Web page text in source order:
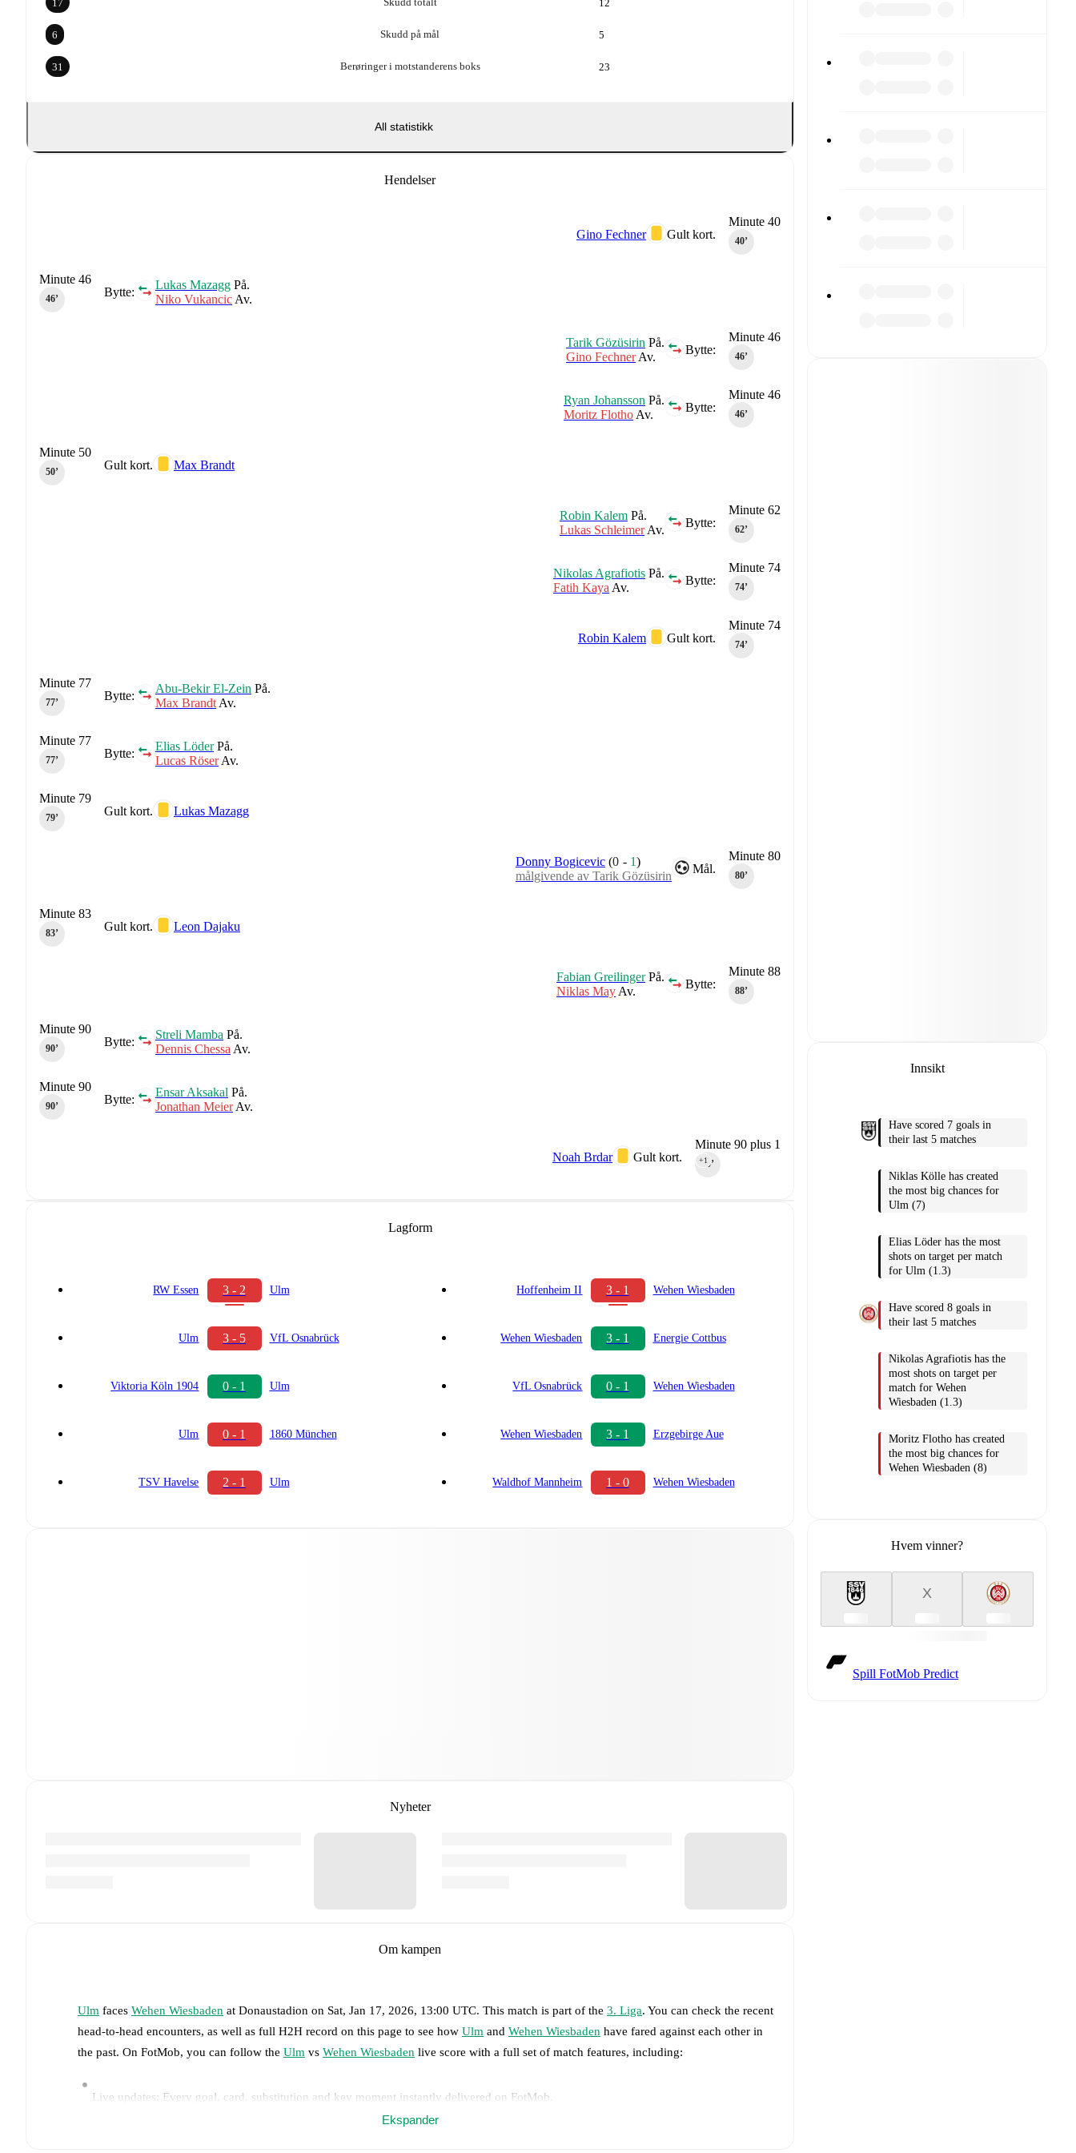
17 12
Skudd på mål
6 5
Berøringer i motstanderens boks
31 23
All statistikk
Hendelser
Minute 40
40‎’‎
Gult kort.
Gino Fechner
Bytte:
Lukas Mazagg På.
Niko Vukancic Av.
Minute 46
46‎’‎
Minute 46
46‎’‎
Bytte:
Tarik Gözüsirin På.
Gino FechnerAv.
Minute 46
46‎’‎
Bytte:
Ryan Johansson På.
Moritz Flotho Av.
Gult kort. Max Brandt
Minute 50
50‎’‎
Minute 62
62‎’‎
Bytte:
Robin Kalem På.
Lukas SchleimerAv.
Minute 74
74‎’‎
Bytte:
Nikolas Agrafiotis På.
Fatih Kaya Av.
Minute 74
74‎’‎
Gult kort.
Robin Kalem
Bytte:
Abu-Bekir El-Zein På.
Max Brandt Av.
Minute 77
77‎’‎
Bytte:
Elias LöderPå.
Lucas RöserAv.
Minute 77
77‎’‎
Gult kort. Lukas Mazagg
Minute 79
79‎’‎
Minute 80
80‎’‎
Mål.
Donny Bogicevic (0 - 1)
målgivende av Tarik Gözüsirin
Gult kort. Leon Dajaku
Minute 83
83‎’‎
Minute 88
88‎’‎
Bytte:
Fabian GreilingerPå.
Niklas May Av.
Bytte:
Streli Mamba På.
Dennis Chessa Av.
Minute 90
90‎’‎
Bytte:
Ensar Aksakal På.
Jonathan MeierAv.
Minute 90
90‎’‎
Minute 90 plus 1
90‎’‎
+1
Gult kort.
Noah Brdar
Lagform
RW Essen 3 - 2 Ulm
Ulm 3 - 5 VfL Osnabrück
Viktoria Köln 1904 0 - 1 Ulm
Ulm 0 - 1 1860 München
TSV Havelse 2 - 1 Ulm
Hoffenheim II 3 - 1 Wehen Wiesbaden
Wehen Wiesbaden 3 - 1 Energie Cottbus
VfL Osnabrück 0 - 1 Wehen Wiesbaden
Wehen Wiesbaden 3 - 1 Erzgebirge Aue
Waldhof Mannheim 1 - 0 Wehen Wiesbaden
Nyheter
Om kampen
Ulm faces Wehen Wiesbaden at Donaustadion on Sat, Jan 17, 2026, 13:00 UTC. This match is part of the 3. Liga. You can check the recent
head-to-head encounters, as well as full H2H record on this page to see how Ulm and Wehen Wiesbaden have fared against each other in
the past. On FotMob, you can follow the Ulm vs Wehen Wiesbaden live score with a full set of match features, including:
Live updates: Every goal, card, substitution and key moment instantly delivered on FotMob.
Ekspander
Innsikt
Have scored 7 goals in
their last 5 matches
Niklas Kölle has created
the most big chances for
Ulm (7)
Elias Löder has the most
shots on target per match
for Ulm (1.3)
Have scored 8 goals in
their last 5 matches
Nikolas Agrafiotis has the
most shots on target per
match for Wehen
Wiesbaden (1.3)
Moritz Flotho has created
the most big chances for
Wehen Wiesbaden (8)
Hvem vinner?
X
Spill FotMob Predict